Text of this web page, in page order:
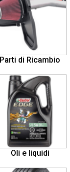
Parti di Ricambio
Oli e liquidi